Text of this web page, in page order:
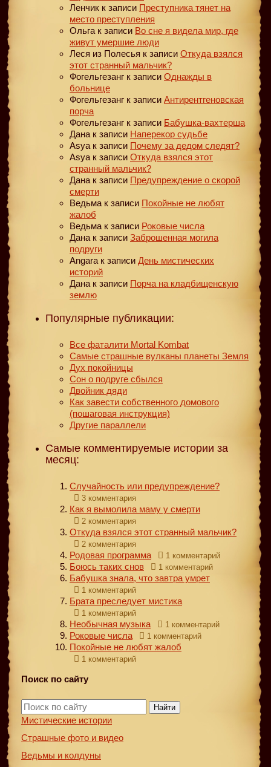
Ленчик к записи Преступника тянет на
место преступления
Ольга к записи Во сне я видела мир, где
живут умершие люди
Леся из Полесья к записи Откуда взялся
этот странный мальчик?
Фогельгезанг к записи Однажды в
больнице
Фогельгезанг к записи Антирентгеновская
порча
Фогельгезанг к записи Бабушка-вахтерша
Дана к записи Наперекор судьбе
Asya к записи Почему за дедом следят?
Asya к записи Откуда взялся этот
странный мальчик?
Дана к записи Предупреждение о скорой
смерти
Ведьма к записи Покойные не любят
жалоб
Ведьма к записи Роковые числа
Дана к записи Заброшенная могила
подруги
Angara к записи День мистических
историй
Дана к записи Порча на кладбищенскую
землю
Популярные публикации:
Все фаталити Mortal Kombat
Самые страшные вулканы планеты Земля
Дух покойницы
Сон о подруге сбылся
Двойник дяди
Как завести собственного домового
(пошаговая инструкция)
Другие параллели
Самые комментируемые истории за
месяц:
Случайность или предупреждение?
3 комментария
Как я вымолила маму у смерти
2 комментария
Откуда взялся этот странный мальчик?
2 комментария
Родовая программа 1 комментарий
Боюсь таких снов 1 комментарий
Бабушка знала, что завтра умрет
1 комментарий
Брата преследует мистика
1 комментарий
Необычная музыка 1 комментарий
Роковые числа 1 комментарий
Покойные не любят жалоб
1 комментарий
Поиск по сайту
Найти
Мистические истории
Страшные фото и видео
Ведьмы и колдуны